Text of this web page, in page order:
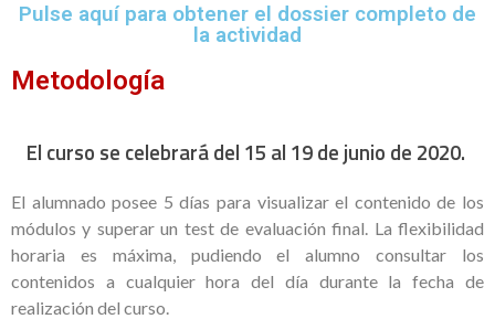
Pulse aquí para obtener el dossier completo de
la actividad
Metodología
El curso se celebrará del 15 al 19 de junio de 2020.
El alumnado posee 5 días para visualizar el contenido de los
módulos y superar un test de evaluación final. La flexibilidad
horaria es máxima, pudiendo el alumno consultar los
contenidos a cualquier hora del día durante la fecha de
realización del curso.